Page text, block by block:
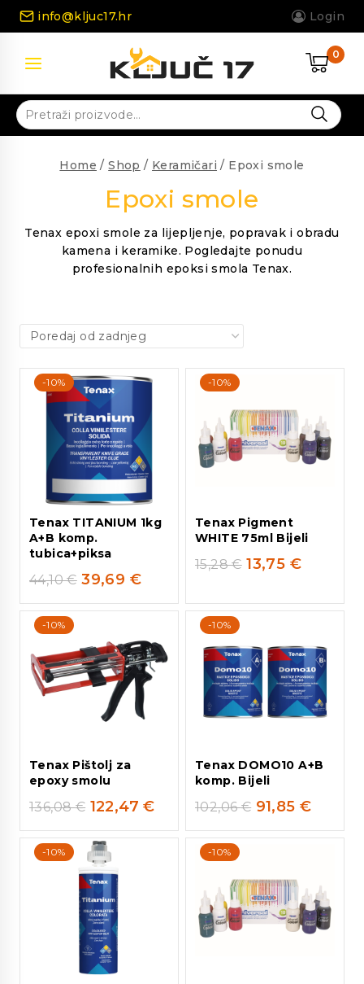
Skip
info@kljuc17.hr Login
0
Pretraži:
Home / Shop / Keramičari / Epoxi smole
Epoxi smole
Tenax epoxi smole za lijepljenje, popravak i obradu
kamena i keramike. Pogledajte ponudu
profesionalnih epoksi smola Tenax.
-10%
Tenax TITANIUM 1kg
A+B komp.
tubica+piksa
44,10€ 39,69 €
-10%
Tenax Pigment
WHITE 75ml Bijeli
15,28€ 13,75 €
-10%
Tenax Pištolj za
epoxy smolu
136,08€ 122,47€
-10%
Tenax DOMO10 A+B
komp. Bijeli
102,06€ 91,85€
-10% -10%